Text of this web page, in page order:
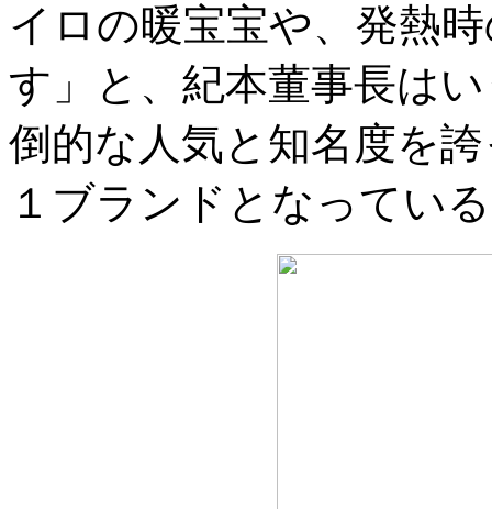
イロの暖宝宝や、発熱
す」と、紀本董事長は
倒的な人気と知名度を
１ブランドとなってい